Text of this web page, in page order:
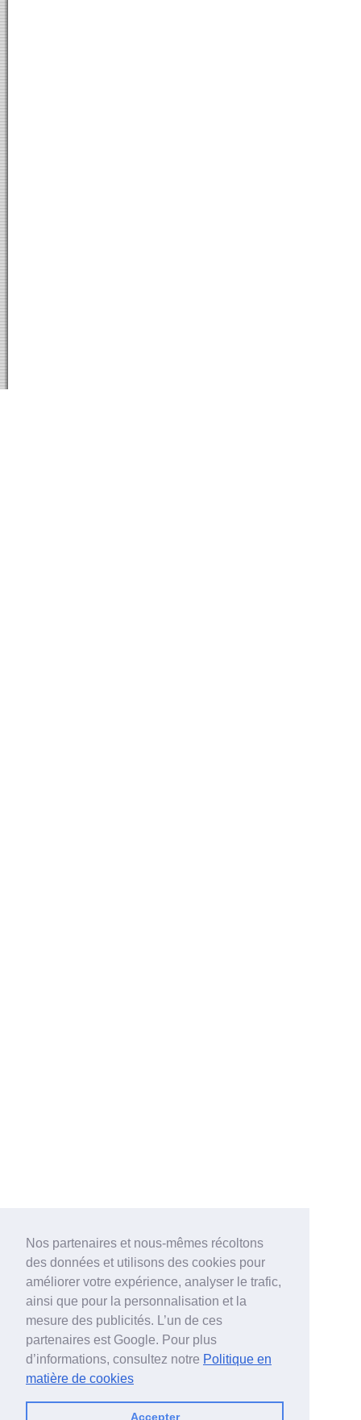
Nos partenaires et nous-mêmes récoltons
des données et utilisons des cookies pour
améliorer votre expérience, analyser le trafic,
ainsi que pour la personnalisation et la
mesure des publicités. L’un de ces
partenaires est Google. Pour plus
d’informations, consultez notre Politique en
matière de cookies
Accepter